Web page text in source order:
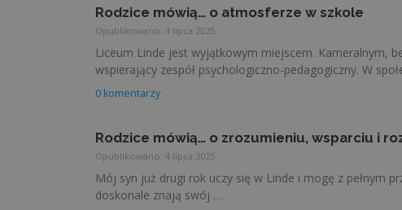
Rodzice mówią… o atmosferze w szkole
Opublikowano: 4 lipca 2025
Liceum Linde jest wyjątkowym miejscem. Kameralnym,
wspierający zespół psychologiczno-pedagogiczny. W
0 komentarzy
Rodzice mówią… o zrozumieniu, wsparciu i
Opublikowano: 4 lipca 2025
Mój syn już drugi rok uczy się w Linde i mogę z pełnym
doskonale znają swój …